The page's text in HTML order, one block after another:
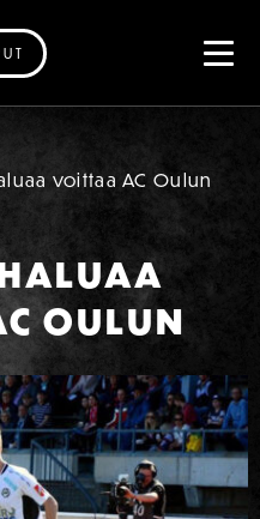
voittaa AC Oulun
OULUN